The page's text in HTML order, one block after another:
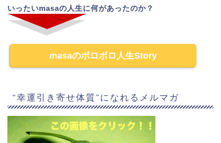
いったいmasaの人生に何があったのか？
masaのボロボロ人生Story
“幸運引き寄せ体質”になれるメルマガ